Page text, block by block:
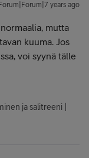
Forum|Forum|7 years ago
mutta
kuuma. Jos
voi syynä tälle
ja salitreeni |